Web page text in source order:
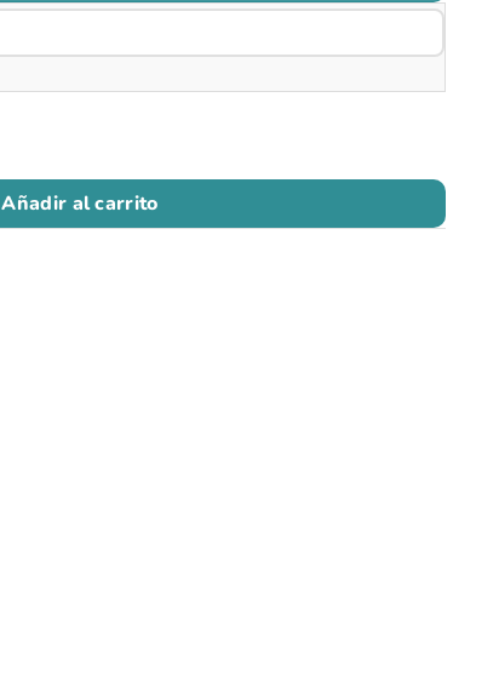
Añadir al carrito